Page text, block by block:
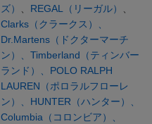
ズ）
REGAL（リーガル）
Clarks（クラークス）、
Dr.Martens（ドクターマーチ
ン）、 Timberland（ティンバー
ランド）、 POLO RALPH
LAUREN（ポロラルフローレ
ン）、 HUNTER（ハンター）、
Columbia（コロンビア）、